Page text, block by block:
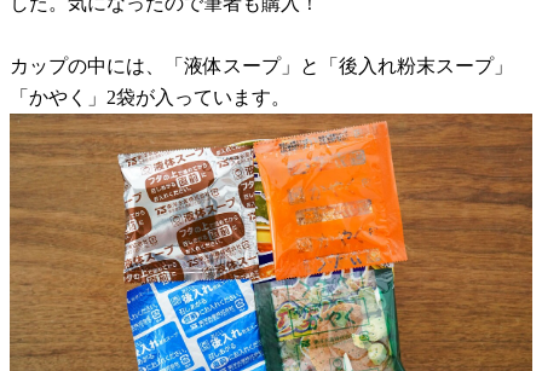
カップの中には、「液体スープ」と「後入れ粉末スープ」
「かやく」2袋が入っています。